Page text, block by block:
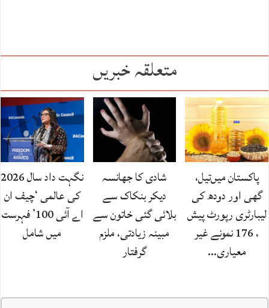
متعلقہ خبریں
پاکستان میں‌تیل،
گھی اور دودھ کی
لیبارٹری رپورٹ پیش
، 176 نمونے غیر
معیاری…
شادی کا جھانسہ
دیکر بنکاک سے
بلائی گئی خاتون سے
مبینہ زیادتی، ملزم
گرفتار
نگہت داد سال 2026
کی عالمی ‘چیف ان
اے آئی 100’ فہرست
میں شامل